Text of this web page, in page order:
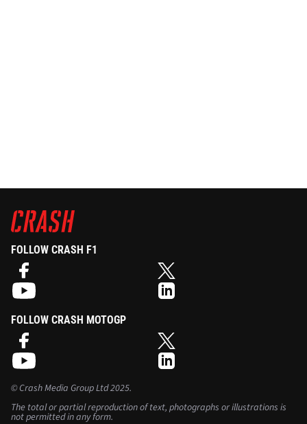
FOLLOW CRASH F1
FOLLOW CRASH MOTOGP
©Crash Media Group Ltd2025.
The total or partial reproduction of text, photographs or illustrations is
not permitted in any form.